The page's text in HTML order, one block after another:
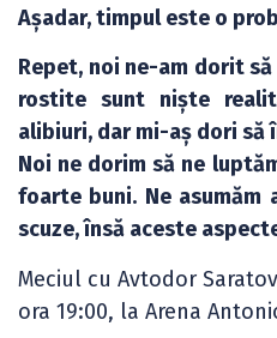
Așadar, timpul este o
Repet, noi ne-am dorit
rostite sunt niște
alibiuri, dar mi-aș dori să
Noi ne dorim să ne
foarte buni. Ne asumăm
scuze, însă aceste
Meciul cu Avtodor
ora 19:00, la Arena